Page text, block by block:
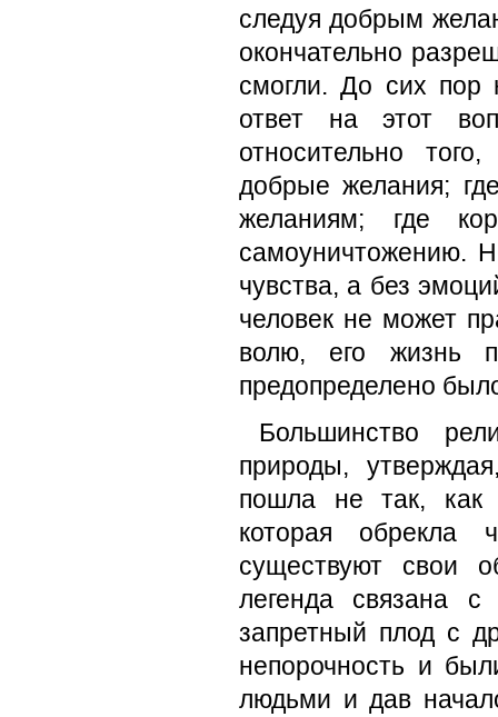
следуя добрым
окончательно
смогли. До сих пор
ответ на этот
относительно
добрые желания;
желаниям; где
самоуничтожению.
чувства, а без
человек не может
волю, его жизнь
предопределено
Большинство
природы,
пошла не так, как
которая обрекла
существуют свои
легенда связана
запретный плод с
непорочность и
людьми и дав